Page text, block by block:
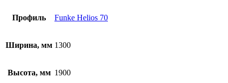
Профиль Funke Helios 70
Ширина, мм 1300
Высота, мм 1900